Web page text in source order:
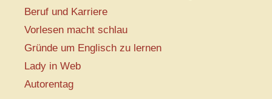
Beruf und Karriere
Vorlesen macht schlau
Gründe um Englisch zu lernen
Lady in Web
Autorentag